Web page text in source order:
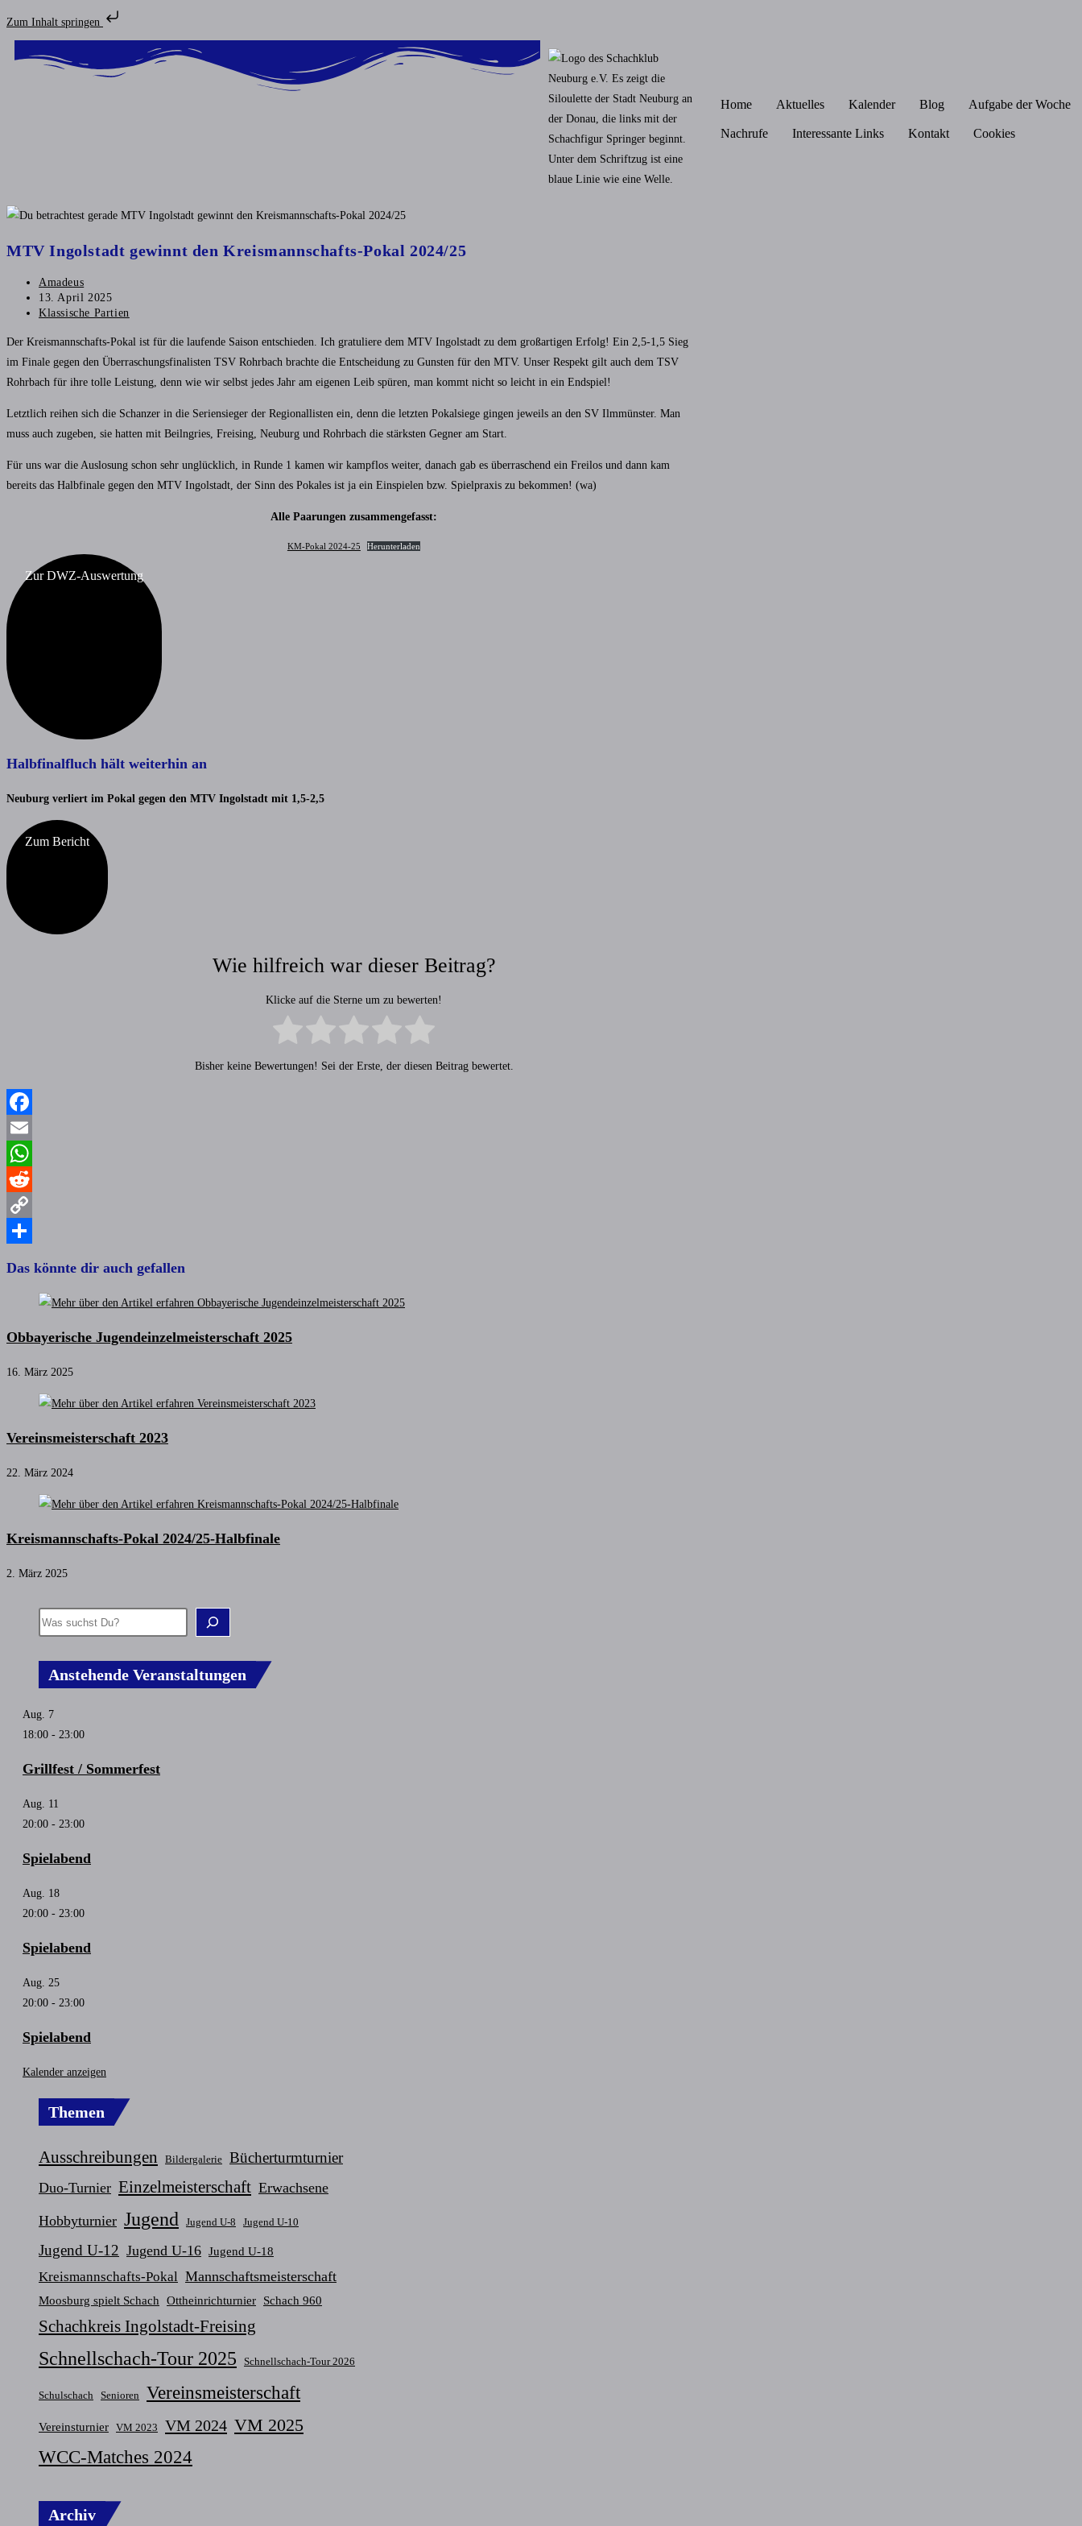
Zum Inhalt springen
Home Aktuelles Kalender Blog Aufgabe der Woche
Nachrufe Interessante Links Kontakt Cookies
MTV Ingolstadt gewinnt den Kreismannschafts-Pokal 2024/25
Amadeus
13. April 2025
Klassische Partien
Der Kreismannschafts-Pokal ist für die laufende Saison entschieden. Ich gratuliere dem MTV Ingolstadt zu dem großartigen Erfolg! Ein 2,5-1,5 Sieg
im Finale gegen den Überraschungsfinalisten TSV Rohrbach brachte die Entscheidung zu Gunsten für den MTV. Unser Respekt gilt auch dem TSV
Rohrbach für ihre tolle Leistung, denn wie wir selbst jedes Jahr am eigenen Leib spüren, man kommt nicht so leicht in ein Endspiel!
Letztlich reihen sich die Schanzer in die Seriensieger der Regionallisten ein, denn die letzten Pokalsiege gingen jeweils an den SV Ilmmünster. Man
muss auch zugeben, sie hatten mit Beilngries, Freising, Neuburg und Rohrbach die stärksten Gegner am Start.
Für uns war die Auslosung schon sehr unglücklich, in Runde 1 kamen wir kampflos weiter, danach gab es überraschend ein Freilos und dann kam
bereits das Halbfinale gegen den MTV Ingolstadt, der Sinn des Pokales ist ja ein Einspielen bzw. Spielpraxis zu bekommen! (wa)
Alle Paarungen zusammengefasst:
KM-Pokal 2024-25 Herunterladen
Zur DWZ-Auswertung
Halbfinalfluch hält weiterhin an
Neuburg verliert im Pokal gegen den MTV Ingolstadt mit 1,5-2,5
Zum Bericht
Wie hilfreich war dieser Beitrag?
Klicke auf die Sterne um zu bewerten!
Bisher keine Bewertungen! Sei der Erste, der diesen Beitrag bewertet.
Facebook
Email
WhatsApp
Reddit
Copy
Das könnte dir auch gefallen
Obbayerische Jugendeinzelmeisterschaft 2025
16. März 2025
Vereinsmeisterschaft 2023
22. März 2024
Kreismannschafts-Pokal 2024/25-Halbfinale
2. März 2025
Anstehende Veranstaltungen
Aug. 7
18:00 - 23:00
Grillfest / Sommerfest
Aug. 11
20:00 - 23:00
Spielabend
Aug. 18
20:00 - 23:00
Spielabend
Aug. 25
20:00 - 23:00
Spielabend
Kalender anzeigen
Themen
Ausschreibungen Bildergalerie Bücherturmturnier
Duo-Turnier Einzelmeisterschaft Erwachsene
Hobbyturnier Jugend Jugend U-8 Jugend U-10
Jugend U-12 Jugend U-16 Jugend U-18
Kreismannschafts-Pokal Mannschaftsmeisterschaft
Moosburg spielt Schach Ottheinrichturnier Schach 960
Schachkreis Ingolstadt-Freising
Schnellschach-Tour 2025 Schnellschach-Tour 2026
Schulschach Senioren Vereinsmeisterschaft
Vereinsturnier VM 2023 VM 2024 VM 2025
WCC-Matches 2024
Archiv